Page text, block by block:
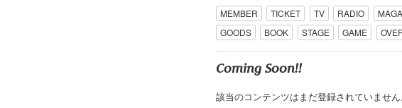
MEMBER TICKET TV RADIO
GOODS
BOOK STAGE GAME
Coming Soon!!
該当のコンテンツはまだ登録されていません